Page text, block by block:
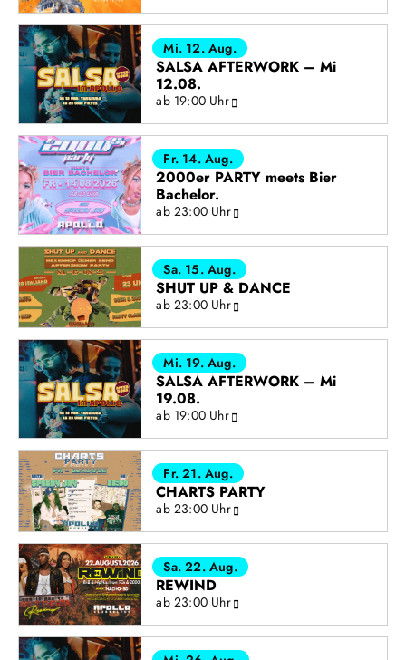
Mi. 12. Aug.
SALSA AFTERWORK – Mi
12.08.
ab 19:00 Uhr
Fr. 14. Aug.
2000er PARTY meets Bier
Bachelor.
ab 23:00 Uhr
Sa. 15. Aug.
SHUT UP & DANCE
ab 23:00 Uhr
Mi. 19. Aug.
SALSA AFTERWORK – Mi
19.08.
ab 19:00 Uhr
Fr. 21. Aug.
CHARTS PARTY
ab 23:00 Uhr
Sa. 22. Aug.
REWIND
ab 23:00 Uhr